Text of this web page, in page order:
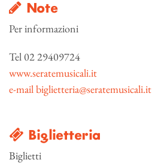
Note
Per informazioni
Tel 02 29409724
www.seratemusicali.it
e-mailbiglietteria@seratemusicali.it
Biglietteria
Biglietti